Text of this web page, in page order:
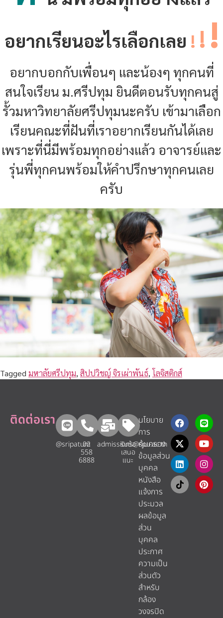
อยากเรียนอะไรเลือกเลย ! ! !
อยากบอกกับเพื่อนๆ และน้องๆ ทุกคนที่
สนใจเรียน ม.ศรีปทุม ยินดีตอนรับทุกคนสู่
รั้วมหาวิทยาลัยศรีปทุมนะครับ เข้ามาเลือก
เรียนคณะที่ฝันที่เราอยากเรียนกันได้เลย
เพราะที่นี่มีพร้อมทุกอย่างแล้ว อาจารย์และ
รุ่นพี่ทุกคนพร้อมให้คำปรึกษาทุกคนเลย
ครับ
Tagged มหาลัยศรีปทุม, สิปปวิชญ์ จิรเผ่าพันธ์,โลจิสติกส์
ติดต่อเรา
@sripatum
02
558
6888
admissions@spu.ac.th
รับข้อ
เสนอ
แนะ​
นโยบาย
การ
คุ้มครอง
ข้อมูลส่วน
บุคคล
หนังสือ
แจ้งการ
ประมวล
ผลข้อมูล
ส่วน
บุคคล
ประกาศ
ความเป็น
ส่วนตัว
สำหรับ
กล้อง
วงจรปิด